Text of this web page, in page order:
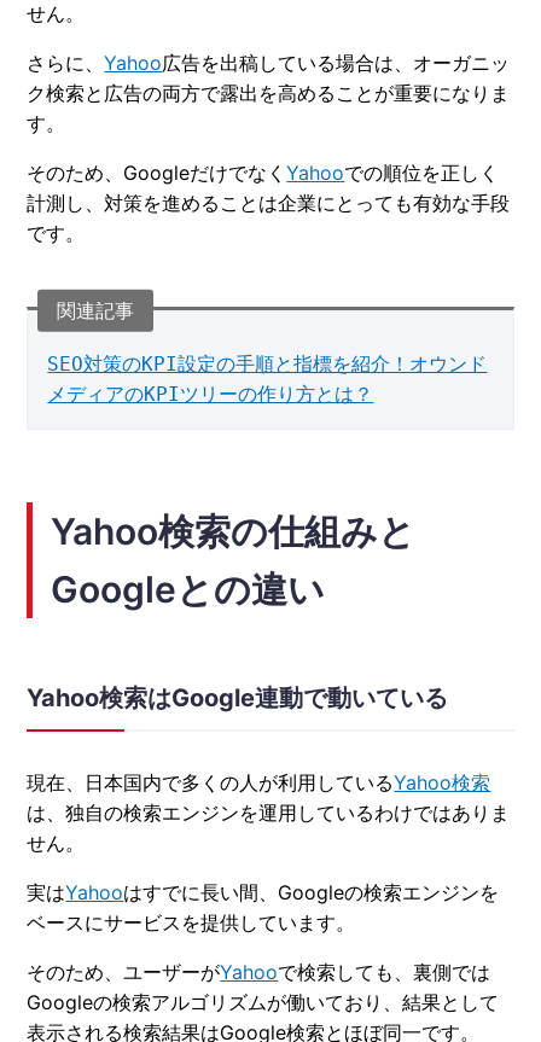
せん。
さらに、Yahoo広告を出稿している場合は、オーガニッ
ク検索と広告の両方で露出を高めることが重要になりま
す。
そのため、GoogleだけでなくYahooでの順位を正しく
計測し、対策を進めることは企業にとっても有効な手段
です。
SEO対策のKPI設定の手順と指標を紹介！オウンド
メディアのKPIツリーの作り方とは？
Yahoo検索の仕組みと
Googleとの違い
Yahoo検索はGoogle連動で動いている
現在、日本国内で多くの人が利用しているYahoo検索
は、独自の検索エンジンを運用しているわけではありま
せん。
実はYahooはすでに長い間、Googleの検索エンジンを
ベースにサービスを提供しています。
そのため、ユーザーがYahooで検索しても、裏側では
Googleの検索アルゴリズムが働いており、結果として
表示される検索結果はGoogle検索とほぼ同一です。